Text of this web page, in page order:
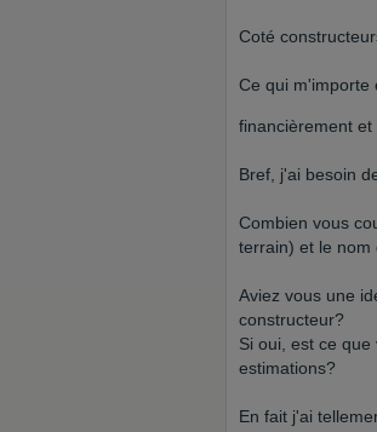
Coté
Ce qui m'importe
financièrement
Bref, j'ai besoin
Combien vous
terrain) et le nom
Aviez vous une
constructeur?
Si oui, est ce
estimations?
En fait j'ai